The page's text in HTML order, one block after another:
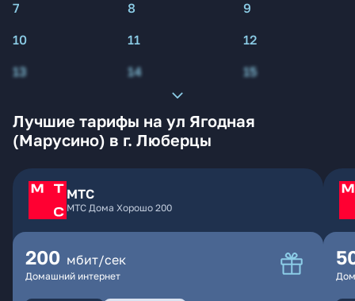
7
8
9
10
11
12
13
14 15
Лучшие тарифы на ул Ягодная
(Марусино) в г. Люберцы
МТС
МТС Дома Хорошо 200
200 мбит/сек
Домашний интернет